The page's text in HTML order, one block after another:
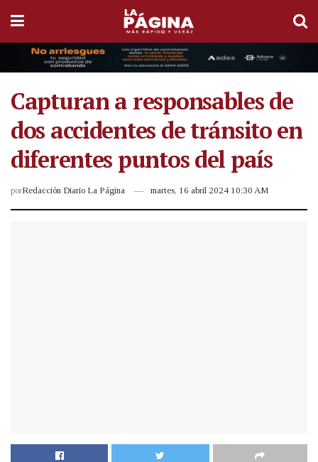
Capturan a responsables de
dos accidentes de tránsito en
diferentes puntos del país
porRedacción Diario La Página martes, 16 abril 2024 10:30 AM